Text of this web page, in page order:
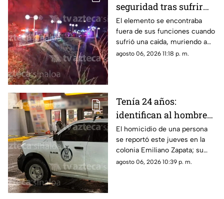
seguridad tras sufrir
caíd4 desde el Paseo
del Centenario, en
Mazatlán
El elemento se encontraba
fuera de sus funciones cuando
sufrió una caída, muriendo a
causa de múltiples golpes
agosto 06, 2026 11:18 p. m.
Tenía 24 años:
identifican al hombre
as3sin4do en tienda de
conveniencia al sur de
Culiacán
El homicidio de una persona
se reportó este jueves en la
colonia Emiliano Zapata; su
cuerpo quedó justo en la
agosto 06, 2026 10:39 p. m.